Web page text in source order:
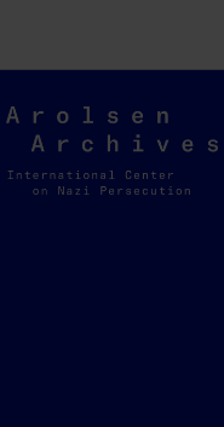
Arolsen
Archives